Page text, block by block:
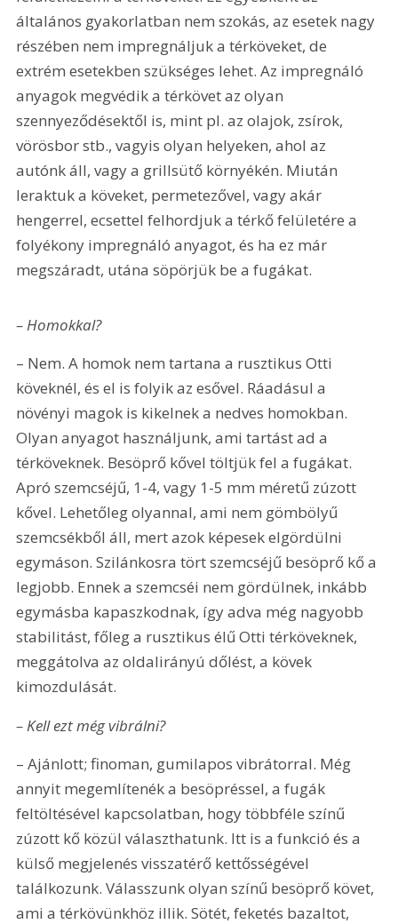
általános gyakorlatban nem szokás, az esetek nagy
részében nem impregnáljuk a térköveket, de
extrém esetekben szükséges lehet. Az impregnáló
anyagok megvédik a térkövet az olyan
szennyeződésektől is, mint pl. az olajok, zsírok,
vörösbor stb., vagyis olyan helyeken, ahol az
autónk áll, vagy a grillsütő környékén. Miután
leraktuk a köveket, permetezővel, vagy akár
hengerrel, ecsettel felhordjuk a térkő felületére a
folyékony impregnáló anyagot, és ha ez már
megszáradt, utána söpörjük be a fugákat.
– Homokkal?
– Nem. A homok nem tartana a rusztikus Otti
köveknél, és el is folyik az esővel. Ráadásul a
növényi magok is kikelnek a nedves homokban.
Olyan anyagot használjunk, ami tartást ad a
térköveknek. Besöprő kővel töltjük fel a fugákat.
Apró szemcséjű, 1-4, vagy 1-5 mm méretű zúzott
kővel. Lehetőleg olyannal, ami nem gömbölyű
szemcsékből áll, mert azok képesek elgördülni
egymáson. Szilánkosra tört szemcséjű besöprő kő a
legjobb. Ennek a szemcséi nem gördülnek, inkább
egymásba kapaszkodnak, így adva még nagyobb
stabilitást, főleg a rusztikus élű Otti térköveknek,
meggátolva az oldalirányú dőlést, a kövek
kimozdulását.
– Kell ezt még vibrálni?
– Ajánlott; finoman, gumilapos vibrátorral. Még
annyit megemlítenék a besöpréssel, a fugák
feltöltésével kapcsolatban, hogy többféle színű
zúzott kő közül választhatunk. Itt is a funkció és a
külső megjelenés visszatérő kettősségével
találkozunk. Válasszunk olyan színű besöprő követ,
ami a térkövünkhöz illik. Sötét, feketés bazaltot,